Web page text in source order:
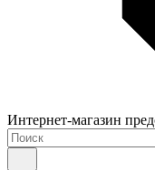
Интернет-магазин